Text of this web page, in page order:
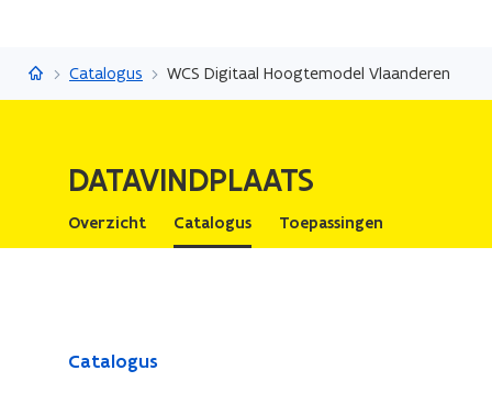
Datavindplaats
Catalogus WCS Digitaal Hoogtemodel Vlaanderen
DATAVINDPLAATS
Overzicht Catalogus Toepassingen
GedaanCatalogus